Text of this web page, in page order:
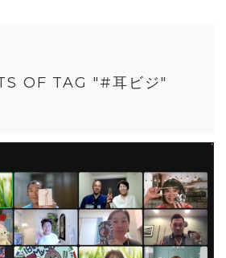
OF TAG "#耳ビジ"